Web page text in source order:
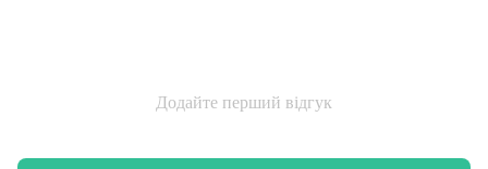
Додайте перший відгук